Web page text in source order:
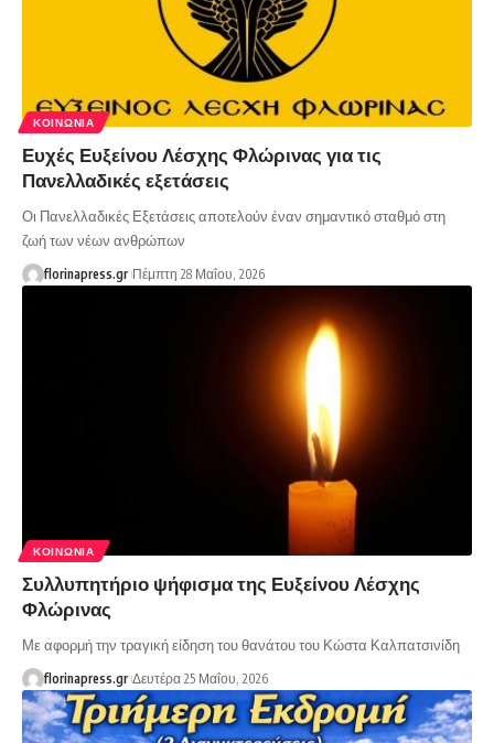
ΚΟΙΝΩΝΊΑ
Ευχές Ευξείνου Λέσχης Φλώρινας για τις
Πανελλαδικές εξετάσεις
Οι Πανελλαδικές Εξετάσεις αποτελούν έναν σημαντικό σταθμό στη
ζωή των νέων ανθρώπων
florinapress.gr Πέμπτη 28 Μαΐου, 2026
ΚΟΙΝΩΝΊΑ
Συλλυπητήριο ψήφισμα της Ευξείνου Λέσχης
Φλώρινας
Με αφορμή την τραγική είδηση του θανάτου του Κώστα Καλπατσινίδη
florinapress.gr Δευτέρα 25 Μαΐου, 2026